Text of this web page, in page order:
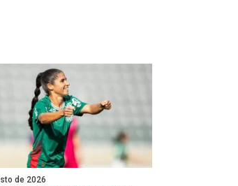
de 2026